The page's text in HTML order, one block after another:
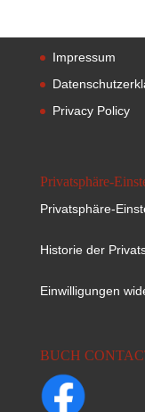
Impressum
Privacy Policy
Privatsphäre-
Privatsphäre-
Historie der
Einwilligungen
BUCH